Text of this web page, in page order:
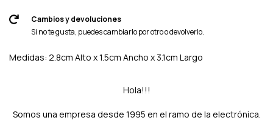
Cambios y devoluciones
Si no te gusta, puedes cambiarlo por otro o devolverlo.
Medidas: 2.8cm Alto x 1.5cm Ancho x 3.1cm Largo
Hola!!!
Somos una empresa desde 1995 en el ramo de la electrónica.